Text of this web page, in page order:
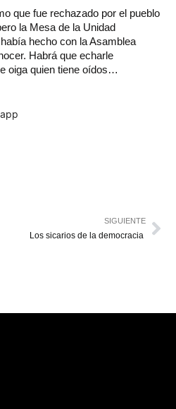
que fue rechazado por el pueblo
la Mesa de la Unidad
hecho con la Asamblea
Habrá que echarle
oiga quien tiene oídos…
SIGUIENTE
Los sicarios de la democracia